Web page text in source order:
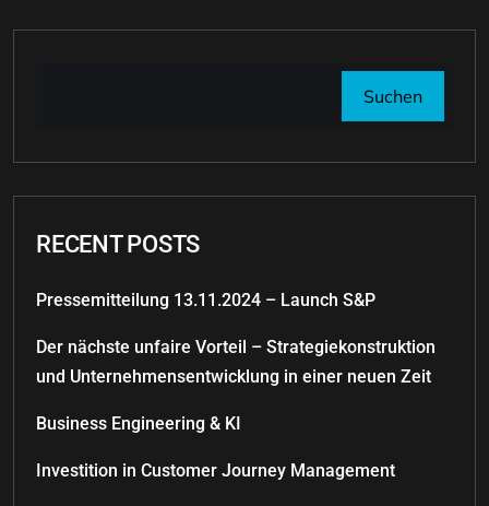
Suchen
RECENT POSTS
Pressemitteilung 13.11.2024 – Launch S&P
Der nächste unfaire Vorteil – Strategiekonstruktion
und Unternehmensentwicklung in einer neuen Zeit
Business Engineering & KI
Investition in Customer Journey Management